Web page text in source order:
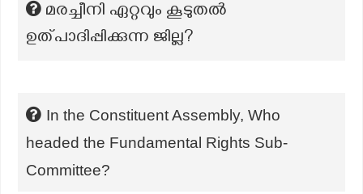
മരച്ചീനി ഏറ്റവും കൂടുതൽ
ഉത്പാദിപ്പിക്കുന്ന ജില്ല?
In the Constituent Assembly, Who
headed the Fundamental Rights Sub-
Committee?